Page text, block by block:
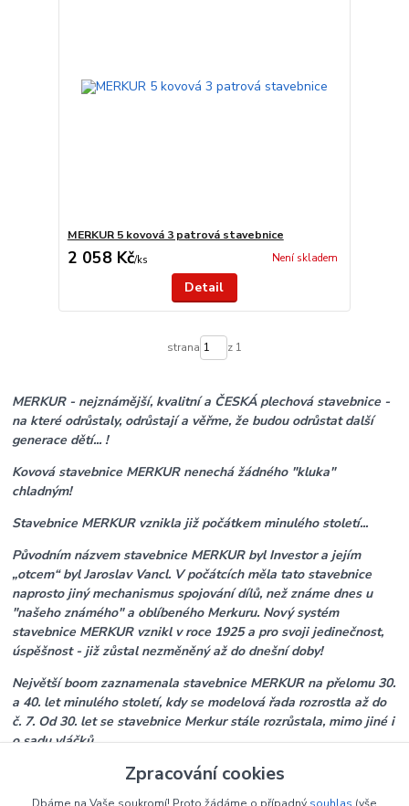
MERKUR 5 kovová 3 patrová stavebnice
2 058 Kč/ks Není skladem
Detail
strana z 1
MERKUR - nejznámější, kvalitní a ČESKÁ plechová stavebnice -
na které odrůstaly, odrůstají a věřme, že budou odrůstat další
generace dětí... !
Kovová stavebnice MERKUR nenechá žádného "kluka"
chladným!
Stavebnice MERKUR vznikla již počátkem minulého století...
Původním názvem stavebnice MERKUR byl Investor a jejím
„otcem“ byl Jaroslav Vancl. V počátcích měla tato stavebnice
naprosto jiný mechanismus spojování dílů, než známe dnes u
"našeho známého" a oblíbeného Merkuru. Nový systém
stavebnice MERKUR vznikl v roce 1925 a pro svoji jedinečnost,
úspěšnost - již zůstal nezměněný až do dnešní doby!
Největší boom zaznamenala stavebnice MERKUR na přelomu 30.
a 40. let minulého století, kdy se modelová řada rozrostla až do
č. 7. Od 30. let se stavebnice Merkur stále rozrůstala, mimo jiné i
o sadu vláčků.
I nyní stavebnice MERKUR přichází každým rokem na trh s
Zpracování cookies